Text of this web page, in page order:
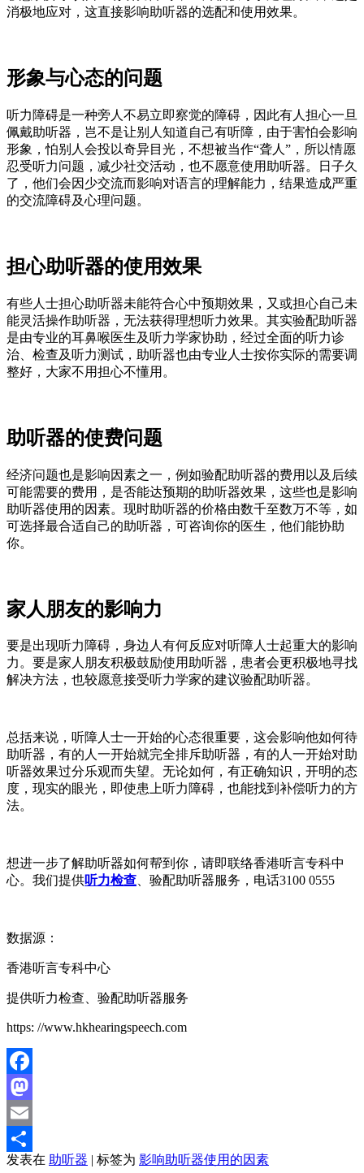
消极地应对，这直接影响助听器的选配和使用效果。
形象与心态的问题
听力障碍是一种旁人不易立即察觉的障碍，因此有人担心一旦
佩戴助听器，岂不是让别人知道自己有听障，由于害怕会影响
形象，怕别人会投以奇异目光，不想被当作“聋人”，所以情愿
忍受听力问题，减少社交活动，也不愿意使用助听器。日子久
了，他们会因少交流而影响对语言的理解能力，结果造成严重
的交流障碍及心理问题。
担心助听器的使用效果
有些人士担心助听器未能符合心中预期效果，又或担心自己未
能灵活操作助听器，无法获得理想听力效果。其实验配助听器
是由专业的耳鼻喉医生及听力学家协助，经过全面的听力诊
治、检查及听力测试，助听器也由专业人士按你实际的需要调
整好，大家不用担心不懂用。
助听器的使费问题
经济问题也是影响因素之一，例如验配助听器的费用以及后续
可能需要的费用，是否能达预期的助听器效果，这些也是影响
助听器使用的因素。现时助听器的价格由数千至数万不等，如
可选择最合适自己的助听器，可咨询你的医生，他们能协助
你。
家人朋友的影响力
要是出现听力障碍，身边人有何反应对听障人士起重大的影响
力。要是家人朋友积极鼓励使用助听器，患者会更积极地寻找
解决方法，也较愿意接受听力学家的建议验配助听器。
总括来说，听障人士一开始的心态很重要，这会影响他如何待
助听器，有的人一开始就完全排斥助听器，有的人一开始对助
听器效果过分乐观而失望。无论如何，有正确知识，开明的态
度，现实的眼光，即使患上听力障碍，也能找到补偿听力的方
法。
想进一步了解助听器如何帮到你，请即联络香港听言专科中
心。我们提供听力检查、验配助听器服务，电话3100 0555
数据源：
香港听言专科中心
提供听力检查、验配助听器服务
https: //www.hkhearingspeech.com
Facebook
Mastodon
Email
分
发表在 助听器 | 标签为 影响助听器使用的因素